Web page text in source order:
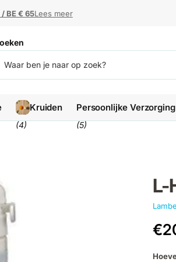
BE € 65Lees meer
BE € 65
Kruiden
(4)
Persoonlijke Verzorging
(5)
L-